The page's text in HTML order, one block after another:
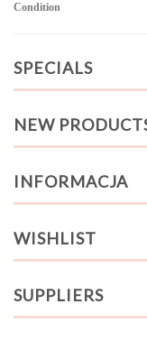
Condition
SPECIALS
NEW
INFORMACJA
WISHLIST
SUPPLIERS